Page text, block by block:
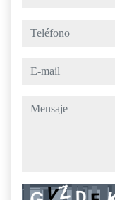
teléfono
e-mail
mensaje
Captcha